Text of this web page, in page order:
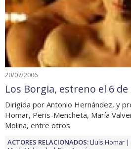
20/07/2006
Los Borgia, estreno el 6
Dirigida por Antonio Hernández, y
Homar, Peris-Mencheta, María
Molina, entre otros
ACTORES RELACIONADOS:Lluís Homar